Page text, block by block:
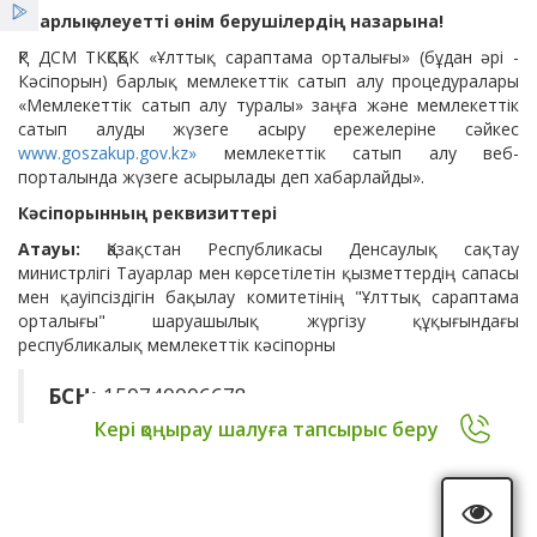
Кері қоңырау шалуға тапсырыс беру
Қызметтер
Жеңілдіктер
Жаңалықтар
Сенім телефоны
Компания лауазымды тұлғаларының мәлімдемесі
«Барлық әлеуетті өнім берушілердің назарына!
ҚР ДСМ ТКҚСҚБК «Ұлттық сараптама орталығы» (бұдан әрі -
Кәсіпорын) барлық мемлекеттік сатып алу процедуралары
«Мемлекеттік сатып алу туралы» заңға және мемлекеттік
сатып алуды жүзеге асыру ережелеріне сәйкес
www.goszakup.gov.kz» мемлекеттік сатып алу веб-
порталында жүзеге асырылады деп хабарлайды».
Кәсіпорынның реквизиттері
Атауы: Қазақстан Республикасы Денсаулық сақтау
министрлігі Тауарлар мен көрсетілетін қызметтердің сапасы
мен қауіпсіздігін бақылау комитетінің "Ұлттық сараптама
орталығы" шаруашылық жүргізу құқығындағы
республикалық мемлекеттік кәсіпорны
БСН: 150740006678